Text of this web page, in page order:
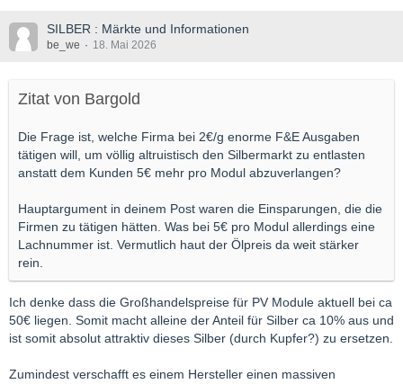
SILBER : Märkte und Informationen
be_we 18. Mai 2026
Zitat von Bargold
Die Frage ist, welche Firma bei 2€/g enorme F&E Ausgaben
tätigen will, um völlig altruistisch den Silbermarkt zu entlasten
anstatt dem Kunden 5€ mehr pro Modul abzuverlangen?
Hauptargument in deinem Post waren die Einsparungen, die die
Firmen zu tätigen hätten. Was bei 5€ pro Modul allerdings eine
Lachnummer ist. Vermutlich haut der Ölpreis da weit stärker
rein.
Ich denke dass die Großhandelspreise für PV Module aktuell bei ca
50€ liegen. Somit macht alleine der Anteil für Silber ca 10% aus und
ist somit absolut attraktiv dieses Silber (durch Kupfer?) zu ersetzen.
Zumindest verschafft es einem Hersteller einen massiven